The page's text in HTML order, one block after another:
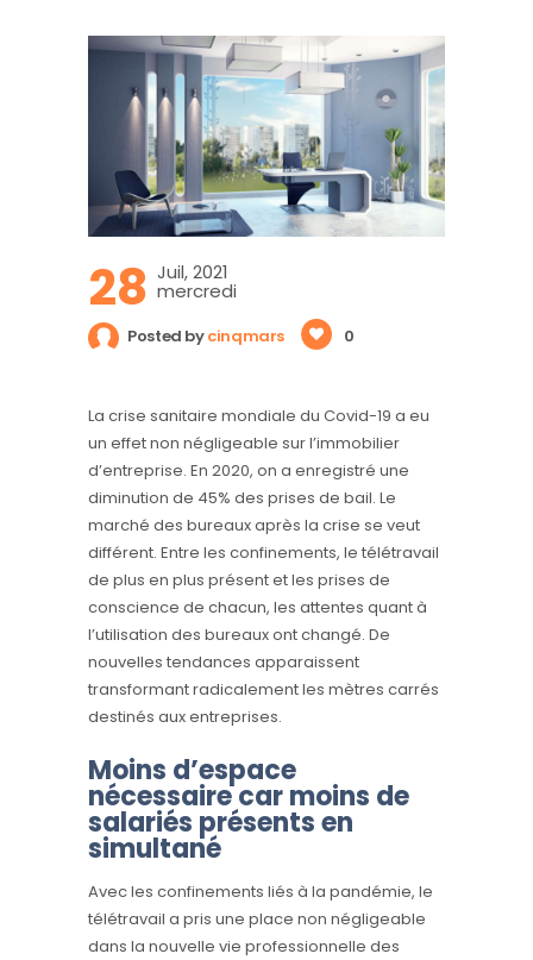
28 Juil, 2021
mercredi
Posted bycinqmars 0
La crise sanitaire mondiale du Covid-19 a eu
un effet non négligeable sur l’immobilier
d’entreprise. En 2020, on a enregistré une
diminution de 45% des prises de bail. Le
marché des bureaux après la crise se veut
différent. Entre les confinements, le télétravail
de plus en plus présent et les prises de
conscience de chacun, les attentes quant à
l’utilisation des bureaux ont changé. De
nouvelles tendances apparaissent
transformant radicalement les mètres carrés
destinés aux entreprises.
Moins d’espace
nécessaire car moins de
salariés présents en
simultané
Avec les confinements liés à la pandémie, le
télétravail a pris une place non négligeable
dans la nouvelle vie professionnelle des